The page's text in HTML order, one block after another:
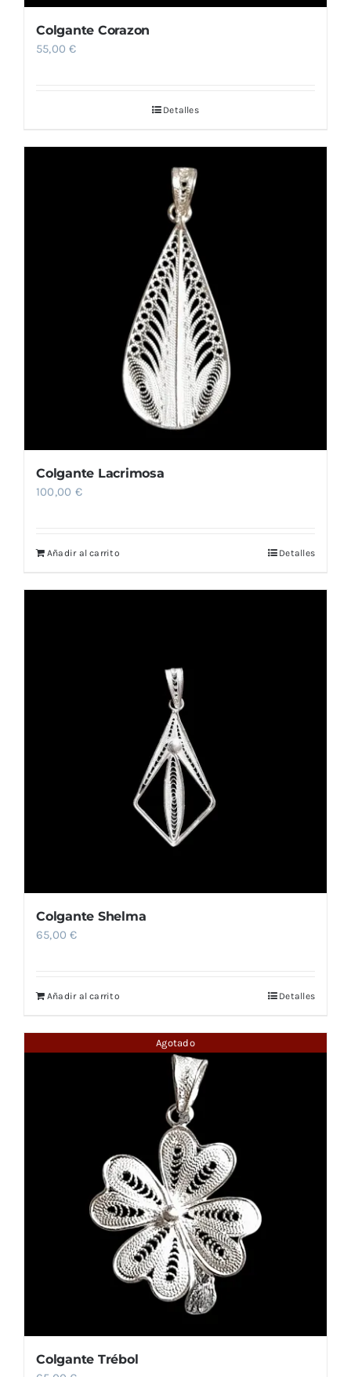
Colgante Corazon
55,00€
Detalles
Colgante Lacrimosa
100,00 €
Añadir al carrito Detalles
Colgante Shelma
65,00€
Añadir al carrito Detalles
Agotado
Colgante Trébol